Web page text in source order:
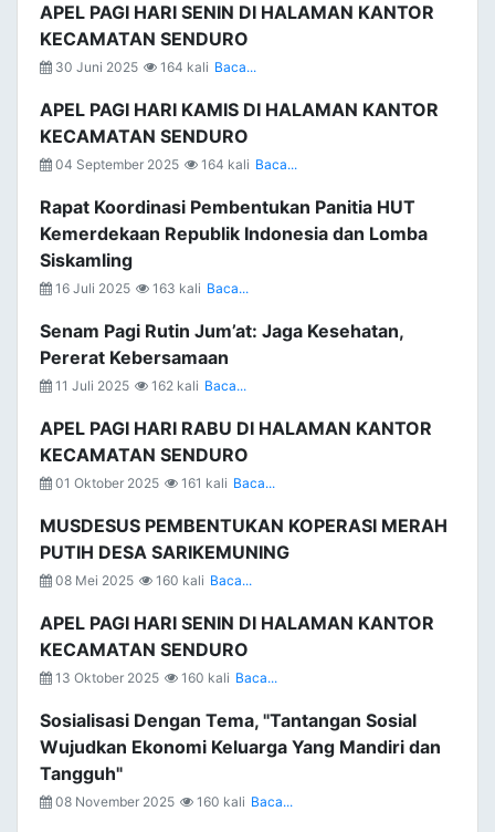
APEL PAGI HARI SENIN DI HALAMAN KANTOR
KECAMATAN SENDURO
30 Juni 2025 164 kali Baca...
APEL PAGI HARI KAMIS DI HALAMAN KANTOR
KECAMATAN SENDURO
04 September 2025 164 kali Baca...
Rapat Koordinasi Pembentukan Panitia HUT
Kemerdekaan Republik Indonesia dan Lomba
Siskamling
16 Juli 2025 163 kali Baca...
Senam Pagi Rutin Jum’at: Jaga Kesehatan,
Pererat Kebersamaan
11 Juli 2025 162 kali Baca...
APEL PAGI HARI RABU DI HALAMAN KANTOR
KECAMATAN SENDURO
01 Oktober 2025 161 kali Baca...
MUSDESUS PEMBENTUKAN KOPERASI MERAH
PUTIH DESA SARIKEMUNING
08 Mei 2025 160 kali Baca...
APEL PAGI HARI SENIN DI HALAMAN KANTOR
KECAMATAN SENDURO
13 Oktober 2025 160 kali Baca...
Sosialisasi Dengan Tema, "Tantangan Sosial
Wujudkan Ekonomi Keluarga Yang Mandiri dan
Tangguh"
08 November 2025 160 kali Baca...